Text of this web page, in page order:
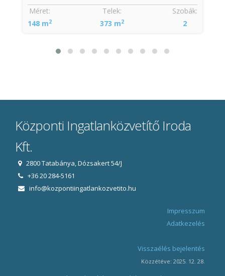
Szobák:
2
Méret:
148 m2
Telek:
373 m2
Központi Ingatlanközvetítő Iroda
Kft.
2800 Tatabánya, Dózsakert 54/J
+36 20 284-5161
info@kozpontiingatlankozvetito.hu
Impresszum
Adatkezelés
Visszaélés bejelentés
Közzétéve: 2025. 12. 28.